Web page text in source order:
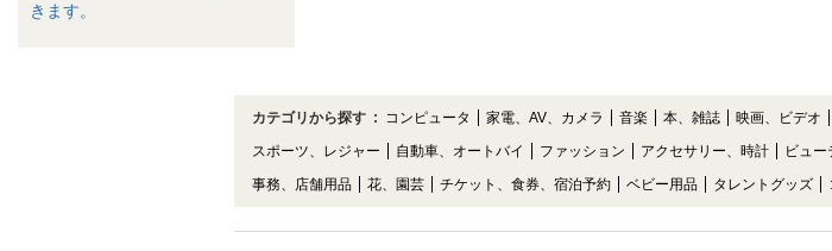
きます。
カテゴリから探す : コンピュータ 家電、AV、カメラ 音楽 本、雑誌 映画、ビデオ
スポーツ、レジャー
自動車、オートバイ ファッション アクセサリー、時計 ビュー
事務、店舗用品
花、園芸 チケット、食券、宿泊予約 ベビー用品 タレントグッズ